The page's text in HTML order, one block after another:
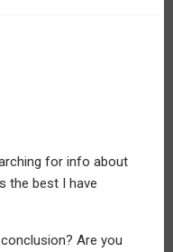
for info about
the best I have
Are you